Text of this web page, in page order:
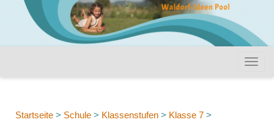
Startseite > Schule > Klassenstufen > Klasse 7 >